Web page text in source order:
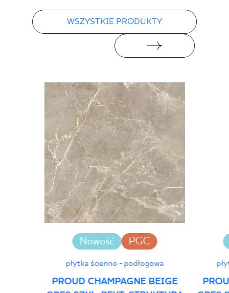
WSZYSTKIE PRODUKTY
Nowość PGC
płytka ścienno - podłogowa
PROUD CHAMPAGNE BEIGE